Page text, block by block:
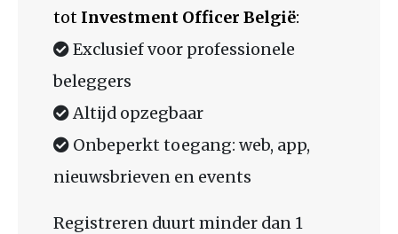
tot Investment Officer België:
Exclusief voor professionele
beleggers
Altijd opzegbaar
Onbeperkt toegang: web, app,
nieuwsbrieven en events
Registreren duurt minder dan 1